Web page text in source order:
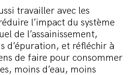
travailler avec les
l’impact du système
de l’assainissement,
d’épuration, et réfléchir à
de faire pour consommer
moins d’eau, moins